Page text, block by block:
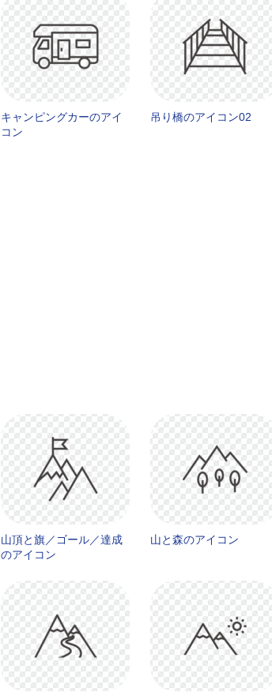
キャンピングカーのアイ
コン
吊り橋のアイコン02
山頂と旗／ゴール／達成
のアイコン
山と森のアイコン